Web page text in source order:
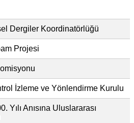
Dergiler Koordinatörlüğü
Projesi
İzleme ve Yönlendirme Kurulu
Yılı Anısına Uluslararası